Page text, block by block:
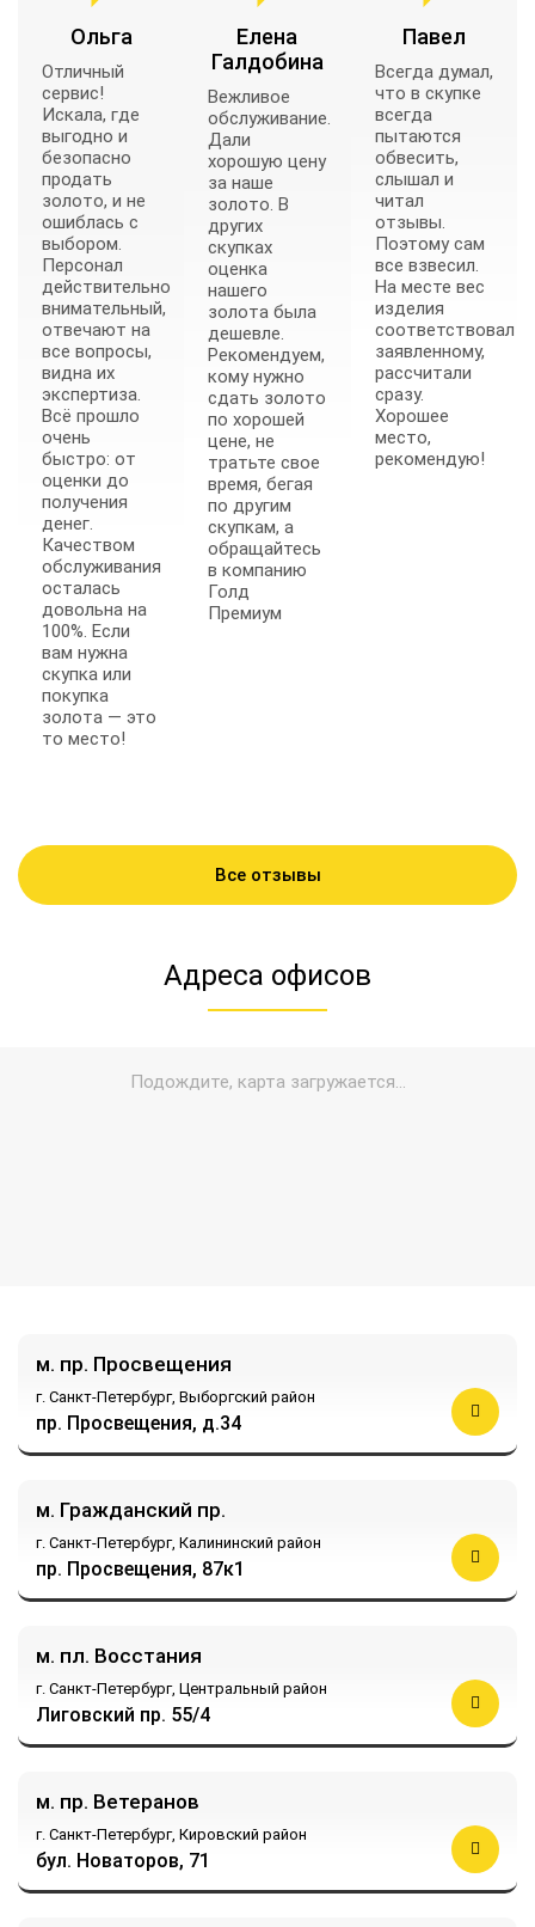
Ольга
Отличный
сервис!
Искала, где
выгодно и
безопасно
продать
золото, и не
ошиблась с
выбором.
Персонал
действительно
внимательный,
отвечают на
все вопросы,
видна их
экспертиза.
Всё прошло
очень
быстро: от
оценки до
получения
денег.
Качеством
обслуживания
осталась
довольна на
100%. Если
вам нужна
скупка или
покупка
золота — это
то место!
Елена
Галдобина
Вежливое
обслуживание.
Дали
хорошую цену
за наше
золото. В
других
скупках
оценка
нашего
золота была
дешевле.
Рекомендуем,
кому нужно
сдать золото
по хорошей
цене, не
тратьте свое
время, бегая
по другим
скупкам, а
обращайтесь
в компанию
Голд
Премиум
Павел
Всегда думал,
что в скупке
всегда
пытаются
обвесить,
слышал и
читал
отзывы.
Поэтому сам
все взвесил.
На месте вес
изделия
соответствовал
заявленному,
рассчитали
сразу.
Хорошее
место,
рекомендую!
Все отзывы
Адреса офисов
м. пр. Просвещения
г. Санкт-Петербург, Выборгский район
пр. Просвещения, д.34
м. Гражданский пр.
г. Санкт-Петербург, Калининский район
пр. Просвещения, 87к1
м. пл. Восстания
г. Санкт-Петербург, Центральный район
Лиговский пр. 55/4
м. пр. Ветеранов
г. Санкт-Петербург, Кировский район
бул. Новаторов, 71